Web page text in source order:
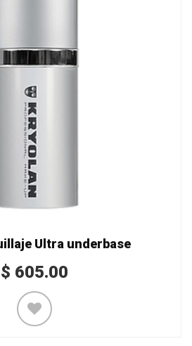
Ultra underbase
$ 605.00